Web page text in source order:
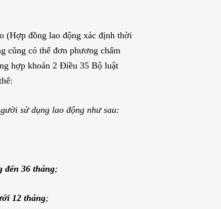
(Hợp đồng lao động xác định thời
cũng có thể đơn phương chấm
hợp khoản 2 Điều 35 Bộ luật
sử dụng lao động như sau:
đến 36 tháng;
12 tháng;